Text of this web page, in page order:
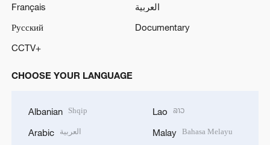
Français
العربية
Русский
Documentary
CCTV+
CHOOSE YOUR LANGUAGE
Albanian Shqip
Arabic العربية
Lao ລາວ
Malay Bahasa Melayu